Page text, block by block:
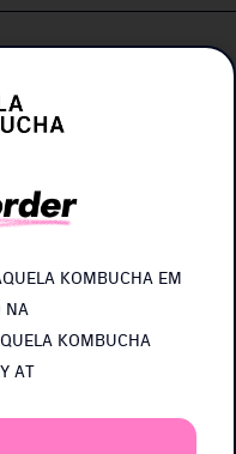
sobre@aquelakombucha.pt
KOMBUCHA EM
NA
KOMBUCHA
AT